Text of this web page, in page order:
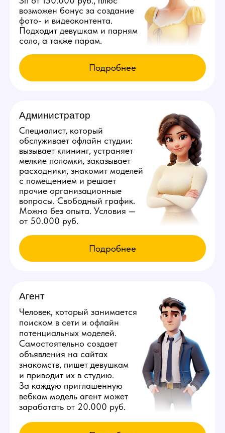
Политика конфиденциальности
©️ 2026 Youmaybe | Все права защищены